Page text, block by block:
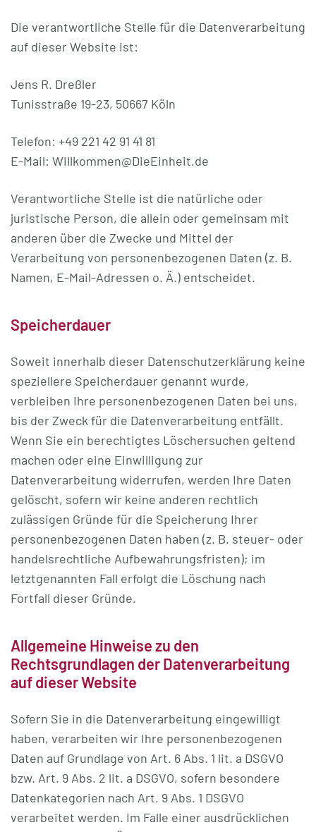
Die verantwortliche Stelle für die Datenverarbeitung
auf dieser Website ist:
Jens R. Dreßler
Tunisstraße 19-23, 50667 Köln
Telefon: +49 221 42 91 41 81
E-Mail: Willkommen@DieEinheit.de
Verantwortliche Stelle ist die natürliche oder
juristische Person, die allein oder gemeinsam mit
anderen über die Zwecke und Mittel der
Verarbeitung von personenbezogenen Daten (z. B.
Namen, E-Mail-Adressen o. Ä.) entscheidet.
Speicherdauer
Soweit innerhalb dieser Datenschutzerklärung keine
speziellere Speicherdauer genannt wurde,
verbleiben Ihre personenbezogenen Daten bei uns,
bis der Zweck für die Datenverarbeitung entfällt.
Wenn Sie ein berechtigtes Löschersuchen geltend
machen oder eine Einwilligung zur
Datenverarbeitung widerrufen, werden Ihre Daten
gelöscht, sofern wir keine anderen rechtlich
zulässigen Gründe für die Speicherung Ihrer
personenbezogenen Daten haben (z. B. steuer- oder
handelsrechtliche Aufbewahrungsfristen); im
letztgenannten Fall erfolgt die Löschung nach
Fortfall dieser Gründe.
Allgemeine Hinweise zu den
Rechtsgrundlagen der Datenverarbeitung
auf dieser Website
Sofern Sie in die Datenverarbeitung eingewilligt
haben, verarbeiten wir Ihre personenbezogenen
Daten auf Grundlage von Art. 6 Abs. 1 lit. a DSGVO
bzw. Art. 9 Abs. 2 lit. a DSGVO, sofern besondere
Datenkategorien nach Art. 9 Abs. 1 DSGVO
verarbeitet werden. Im Falle einer ausdrücklichen